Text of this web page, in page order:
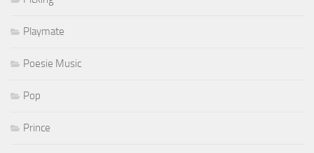
Playmate
Poesie Music
Pop
Prince